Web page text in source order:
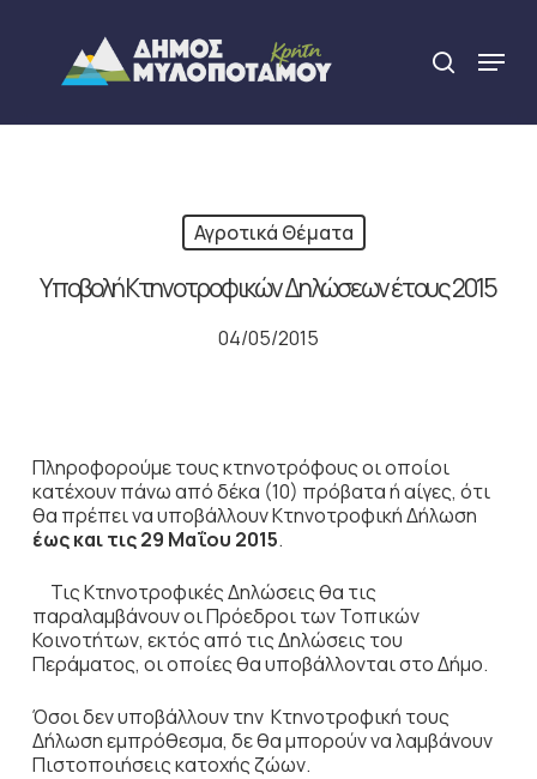
content
search
Menu
Αγροτικά Θέματα
Υποβολή Κτηνοτροφικών Δηλώσεων έτους 2015
04/05/2015
Πληροφορούμε τους κτηνοτρόφους οι οποίοι
κατέχουν πάνω από δέκα (10) πρόβατα ή αίγες, ότι
θα πρέπει να υποβάλλουν Κτηνοτροφική Δήλωση
έως και τις 29 Μαΐου 2015.
Τις Κτηνοτροφικές Δηλώσεις θα τις
παραλαμβάνουν οι Πρόεδροι των Τοπικών
Κοινοτήτων, εκτός από τις Δηλώσεις του
Περάματος, οι οποίες θα υποβάλλονται στο Δήμο.
Όσοι δεν υποβάλλουν την Κτηνοτροφική τους
Δήλωση εμπρόθεσμα, δε θα μπορούν να λαμβάνουν
Πιστοποιήσεις κατοχής ζώων.
Close